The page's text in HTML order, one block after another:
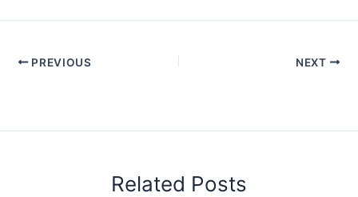
PREVIOUS NEXT
Related Posts